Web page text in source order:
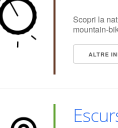
Scopri la
mountain-
ALTRE